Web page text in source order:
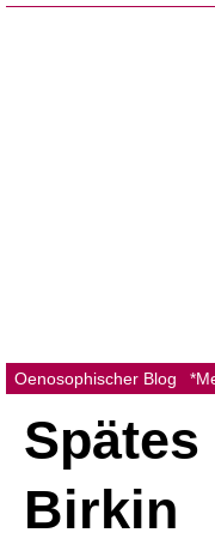
Oenosophischer Blog
Spätes
Birkin